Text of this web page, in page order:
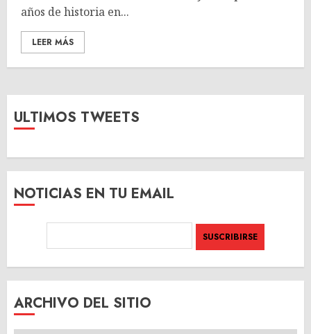
años de historia en...
LEER MÁS
ULTIMOS TWEETS
NOTICIAS EN TU EMAIL
ARCHIVO DEL SITIO